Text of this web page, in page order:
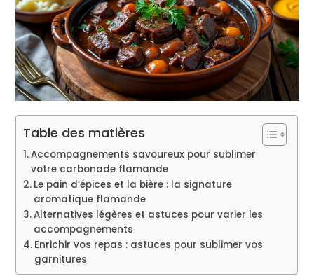
Table des matières
Accompagnements savoureux pour sublimer
votre carbonade flamande
Le pain d’épices et la bière : la signature
aromatique flamande
Alternatives légères et astuces pour varier les
accompagnements
Enrichir vos repas : astuces pour sublimer vos
garnitures